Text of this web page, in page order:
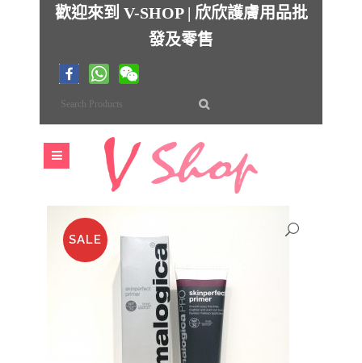
歡迎來到 V-SHOP | 欣欣護膚用品批
發及零售
SALE